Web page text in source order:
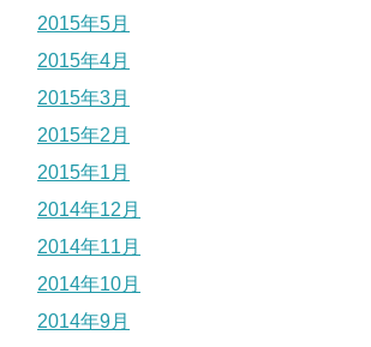
2015年5月
2015年4月
2015年3月
2015年2月
2015年1月
2014年12月
2014年11月
2014年10月
2014年9月